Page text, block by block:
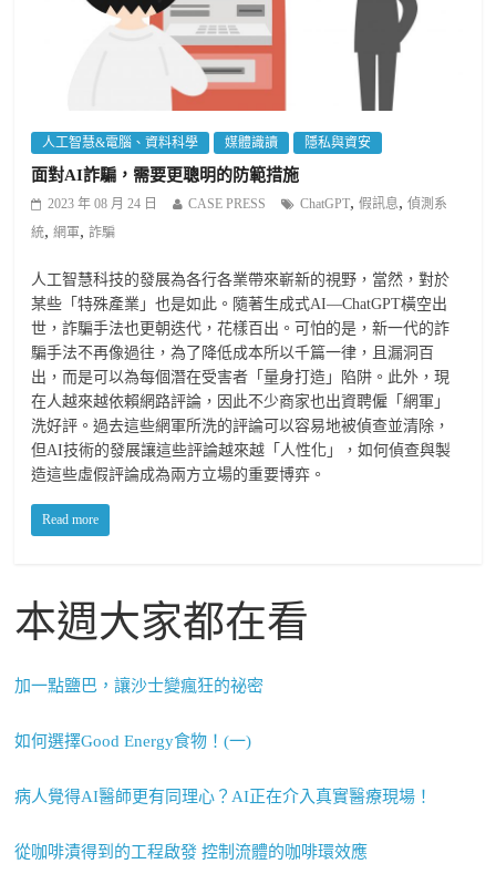
人工智慧&電腦、資料科學 媒體識讀 隱私與資安
面對AI詐騙，需要更聰明的防範措施
2023 年 08 月 24 日 CASE PRESS ChatGPT,假訊息,偵測系
統,網軍,詐騙
人工智慧科技的發展為各行各業帶來嶄新的視野，當然，對於
某些「特殊產業」也是如此。隨著生成式AI—ChatGPT橫空出
世，詐騙手法也更朝迭代，花樣百出。可怕的是，新一代的詐
騙手法不再像過往，為了降低成本所以千篇一律，且漏洞百
出，而是可以為每個潛在受害者「量身打造」陷阱。此外，現
在人越來越依賴網路評論，因此不少商家也出資聘僱「網軍」
洗好評。過去這些網軍所洗的評論可以容易地被偵查並清除，
但AI技術的發展讓這些評論越來越「人性化」，如何偵查與製
造這些虛假評論成為兩方立場的重要博弈。
Read more
本週大家都在看
加一點鹽巴，讓沙士變瘋狂的祕密
如何選擇Good Energy食物！(一)
病人覺得AI醫師更有同理心？AI正在介入真實醫療現場！
從咖啡漬得到的工程啟發 控制流體的咖啡環效應